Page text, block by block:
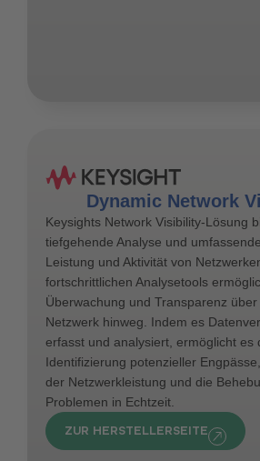
Dynamic Network
Keysights Network Visibility-Lösung
tiefgehende Analyse und
Leistung und Aktivität von
fortschrittlichen Analysetools
Überwachung und Transparenz
Netzwerk hinweg. Indem es
erfasst und analysiert, ermöglicht es
Identifizierung potenzieller
der Netzwerkleistung und die
Problemen in Echtzeit.
ZUR HERSTELLERSEITE